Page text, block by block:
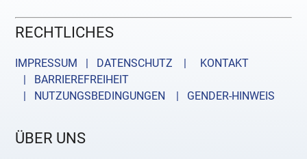
RECHTLICHES
IMPRESSUM | DATENSCHUTZ |
KONTAKT
| BARRIEREFREIHEIT
| NUTZUNGSBEDINGUNGEN
| GENDER-HINWEIS
ÜBER UNS